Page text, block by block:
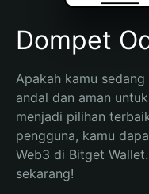
Dompet
Apakah kamu
andal dan aman
menjadi pilihan
pengguna, kamu
Web3 di Bitget
sekarang!